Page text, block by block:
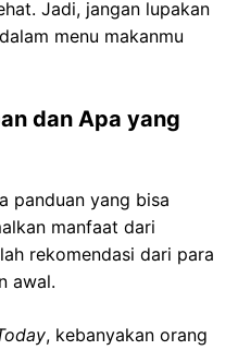
Jadi, jangan lupakan
menu makanmu
dan Apa yang
panduan yang bisa
manfaat dari
rekomendasi dari para
awal.
, kebanyakan orang